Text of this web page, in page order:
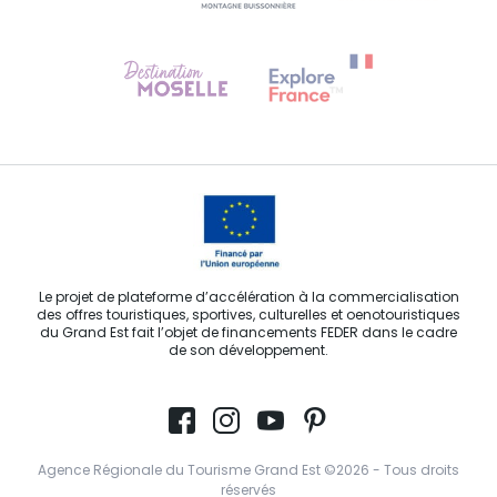
Contactez-nous
Le projet de plateforme d’accélération à la commercialisation
des offres touristiques, sportives, culturelles et oenotouristiques
du Grand Est fait l’objet de financements FEDER dans le cadre
de son développement.
Agence Régionale du Tourisme Grand Est ©2026 - Tous droits
réservés